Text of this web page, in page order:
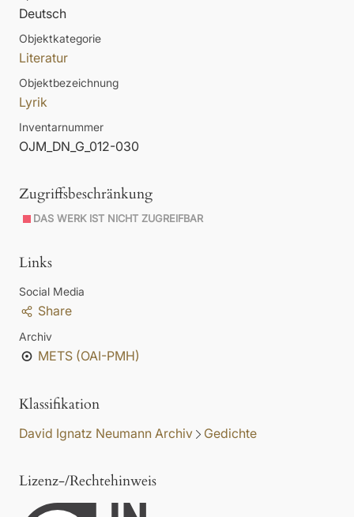
Deutsch
Objektkategorie
Literatur
Objektbezeichnung
Lyrik
Inventarnummer
OJM_DN_G_012-030
Zugriffsbeschränkung
DAS WERK IST NICHT ZUGREIFBAR
Links
Social Media
Share
Archiv
METS (OAI-PMH)
Klassifikation
David Ignatz Neumann Archiv Gedichte
Lizenz-/Rechtehinweis